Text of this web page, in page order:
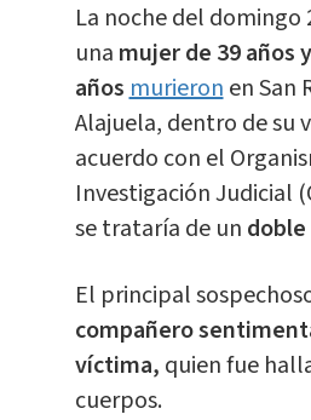
La noche del domingo
una mujer de 39 años
añosmurieronen San
Alajuela, dentro de su
acuerdo con el
Investigación Judicial
se trataría de un
El principal
compañero
víctima, quien fue
cuerpos.